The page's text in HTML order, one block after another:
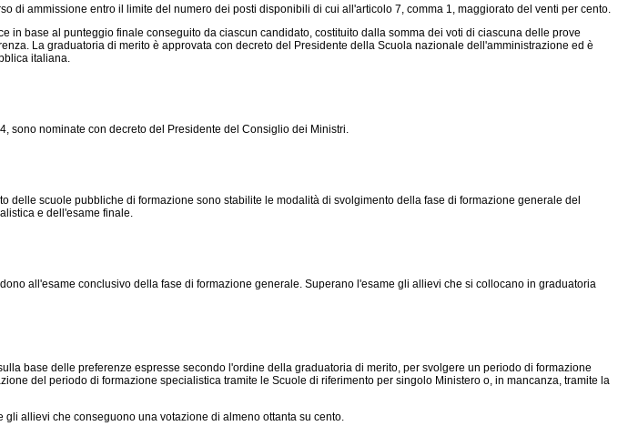
ammissione entro il limite del numero dei posti disponibili di cui all'articolo 7, comma 1, maggiorato del venti per cento.
base al punteggio finale conseguito da ciascun candidato, costituito dalla somma dei voti di ciascuna delle prove
La graduatoria di merito è approvata con decreto del Presidente della Scuola nazionale dell'amministrazione ed è
italiana.
nominate con decreto del Presidente del Consiglio dei Ministri.
scuole pubbliche di formazione sono stabilite le modalità di svolgimento della fase di formazione generale del
e dell'esame finale.
all'esame conclusivo della fase di formazione generale. Superano l'esame gli allievi che si collocano in graduatoria
base delle preferenze espresse secondo l'ordine della graduatoria di merito, per svolgere un periodo di formazione
del periodo di formazione specialistica tramite le Scuole di riferimento per singolo Ministero o, in mancanza, tramite la
allievi che conseguono una votazione di almeno ottanta su cento.